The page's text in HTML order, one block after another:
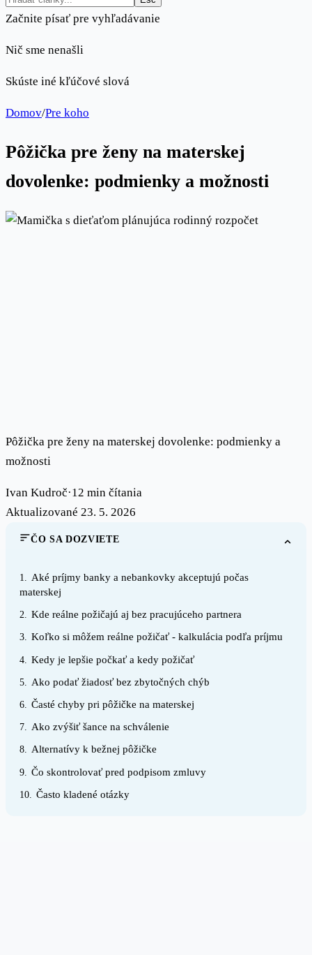
Začnite písať pre vyhľadávanie
Nič sme nenašli
Skúste iné kľúčové slová
Domov/Pre koho
Pôžička pre ženy na materskej
dovolenke: podmienky a možnosti
Pôžička pre ženy na materskej dovolenke: podmienky a
možnosti
Ivan Kudroč·12 min čítania
Aktualizované 23. 5. 2026
ČO SA DOZVIETE
1. Aké príjmy banky a nebankovky akceptujú počas
materskej
2. Kde reálne požičajú aj bez pracujúceho partnera
3. Koľko si môžem reálne požičať - kalkulácia podľa príjmu
4. Kedy je lepšie počkať a kedy požičať
5. Ako podať žiadosť bez zbytočných chýb
6. Časté chyby pri pôžičke na materskej
7. Ako zvýšiť šance na schválenie
8. Alternatívy k bežnej pôžičke
9. Čo skontrolovať pred podpisom zmluvy
10. Často kladené otázky